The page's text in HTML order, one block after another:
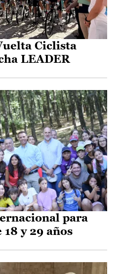
Ciclista
LEADER
para
y 29 años